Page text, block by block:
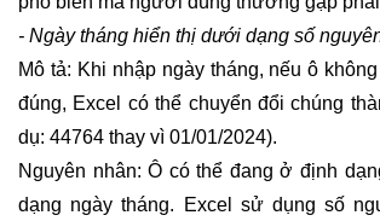
- Ngày tháng hiển thị dưới dạng số
Mô tả: Khi nhập ngày tháng, nếu ô
đúng, Excel có thể chuyển đổi chúng
dụ: 44764 thay vì 01/01/2024).
Nguyên nhân: Ô có thể đang ở định
dạng ngày tháng. Excel sử dụng số